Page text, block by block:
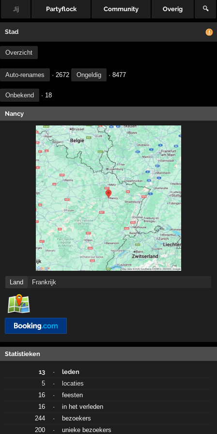
Jij Partyflock Community Overig 🔍
Stad
Overzicht
Auto-renames · 2672 Ongeldig · 8477
Onbekend · 18
Nancy
Land Frankrijk
Statistieken
13 ·
leden
5
·
locaties
16
·
feesten
16
·
in het verleden
244
·
bezoekers
200
· unieke bezoekers